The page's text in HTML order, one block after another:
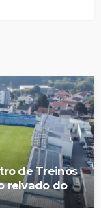
de Treinos
relvado do